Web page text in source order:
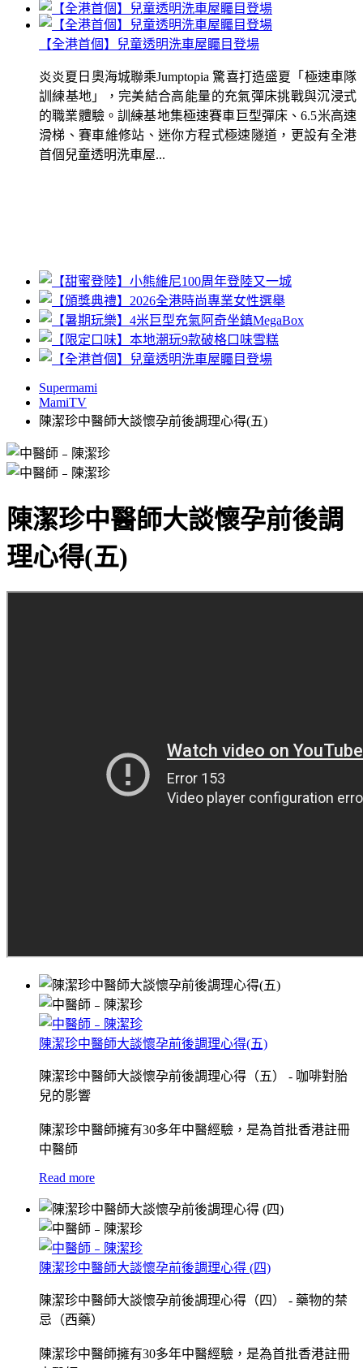
【全港首個】兒童透明洗車屋矚目登場
炎炎夏日奧海城聯乘Jumptopia 驚喜打造盛夏「極速車隊
訓練基地」，完美結合高能量的充氣彈床挑戰與沉浸式
的職業體驗。訓練基地集極速賽車巨型彈床、6.5米高速
滑梯、賽車維修站、迷你方程式極速隧道，更設有全港
首個兒童透明洗車屋...
Supermami
MamiTV
陳潔珍中醫師大談懷孕前後調理心得(五)
陳潔珍中醫師大談懷孕前後調
理心得(五)
陳潔珍中醫師大談懷孕前後調理心得(五)
陳潔珍中醫師大談懷孕前後調理心得（五） - 咖啡對胎
兒的影響
陳潔珍中醫師擁有30多年中醫經驗，是為首批香港註冊
中醫師
Read more
陳潔珍中醫師大談懷孕前後調理心得 (四)
陳潔珍中醫師大談懷孕前後調理心得（四） - 藥物的禁
忌（西藥）
陳潔珍中醫師擁有30多年中醫經驗，是為首批香港註冊